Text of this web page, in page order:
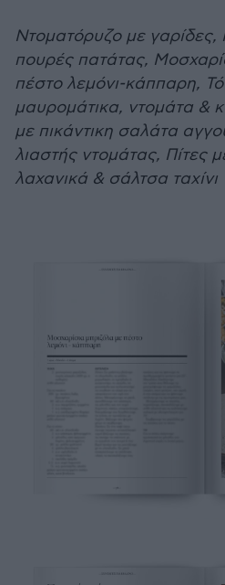
Ντοματόρυζο με γαρίδες,
πουρές πατάτας,
πέστο λεμόνι-κάππαρη,
μαυρομάτικα, ντομάτα &
με πικάντικη σαλάτα
λιαστής ντομάτας, Πίτες
λαχανικά & σάλτσα ταχίνι